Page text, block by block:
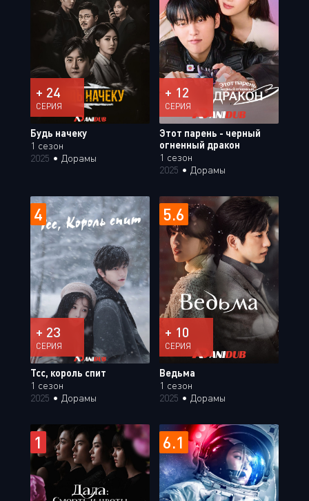
+ 24
СЕРИЯ
Будь начеку
1 сезон
2025 • Дорамы
+ 12
СЕРИЯ
Этот парень - черный
огненный дракон
1 сезон
2025 • Дорамы
4
+ 23
СЕРИЯ
Тсс, король спит
1 сезон
2025 • Дорамы
5.6
+ 10
СЕРИЯ
Ведьма
1 сезон
2025 • Дорамы
1 6.1